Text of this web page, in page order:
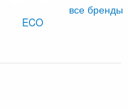
ECO
все бренды